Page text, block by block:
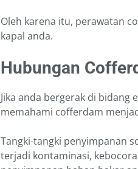
Oleh karena itu, perawatan
kapal anda.
Hubungan
Jika anda bergerak di
memahami cofferdam
Tangki-tangki penyimpanan
terjadi kontaminasi,